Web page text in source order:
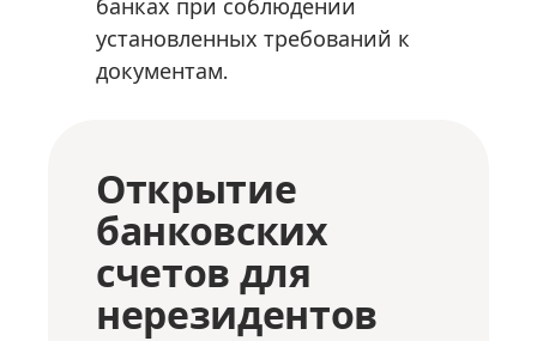
банках при соблюдении
установленных требований к
документам.
Открытие
банковских
счетов для
нерезидентов